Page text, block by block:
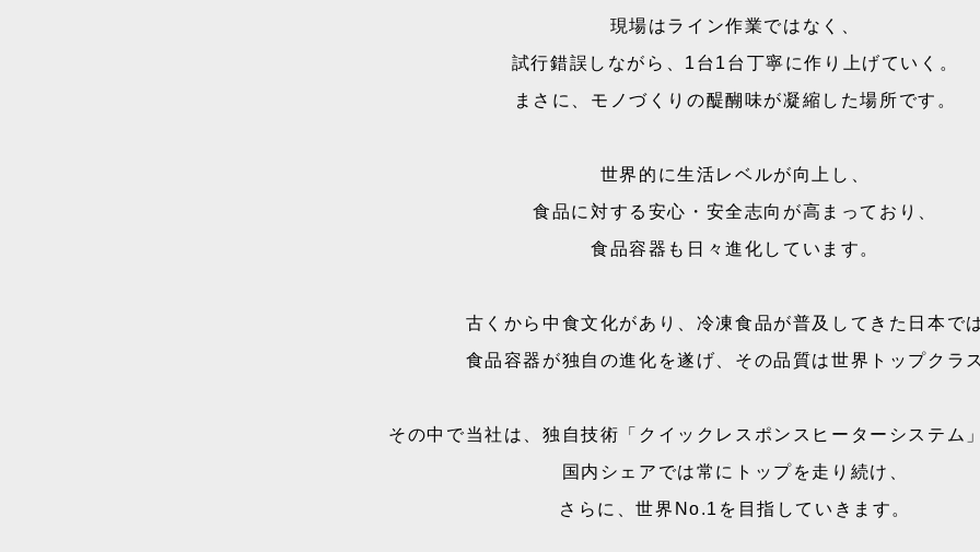
現場はライン作業ではなく、
試行錯誤しながら、1台1台丁寧に作り上げていく。
まさに、モノづくりの醍醐味が凝縮した場所です。
世界的に生活レベルが向上し、
食品に対する安心・安全志向が高まっており、
食品容器も日々進化しています。
古くから中食文化があり、冷凍食品が普及してきた日本で
食品容器が独自の進化を遂げ、その品質は世界トップクラ
その中で当社は、独自技術「クイックレスポンスヒーターシステム
国内シェアでは常にトップを走り続け、
さらに、世界No.1を目指していきます。